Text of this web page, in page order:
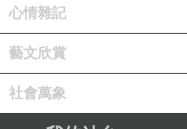
心情雜記
藝文欣賞
社會萬象